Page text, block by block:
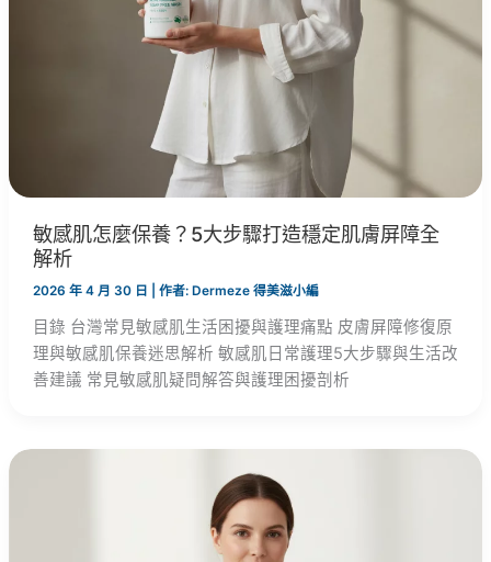
敏感肌怎麼保養？5大步驟打造穩定肌膚屏障全
解析
2026 年 4 月 30 日 | 作者: Dermeze 得美滋小編
目錄 台灣常見敏感肌生活困擾與護理痛點 皮膚屏障修復原
理與敏感肌保養迷思解析 敏感肌日常護理5大步驟與生活改
善建議 常見敏感肌疑問解答與護理困擾剖析